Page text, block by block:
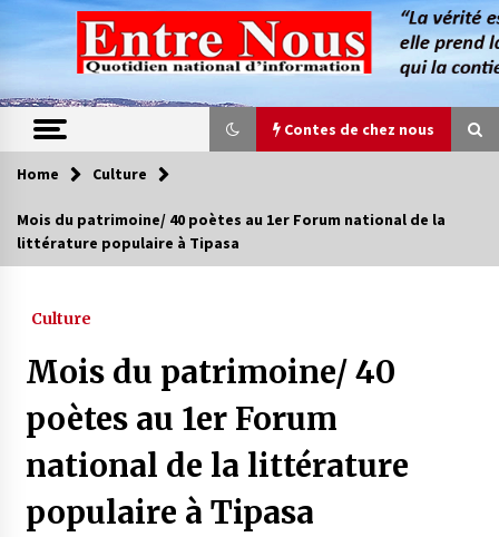
content
Contes de chez nous
Contes de chez nous
Quand la mère n’est plus là (17e partie)
Magie de sorcier
4 ans ago
Oum el Gaïla / L’ogresse du M’zab
4 ans ago
Home Culture
Mois du patrimoine/ 40 poètes au 1er Forum national de la
littérature populaire à Tipasa
Culture
Mois du patrimoine/ 40
poètes au 1er Forum
national de la littérature
populaire à Tipasa